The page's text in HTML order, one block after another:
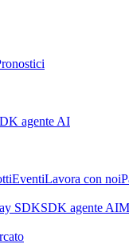
agente AI
EventiLavora con noi
SDKSDK agente AI